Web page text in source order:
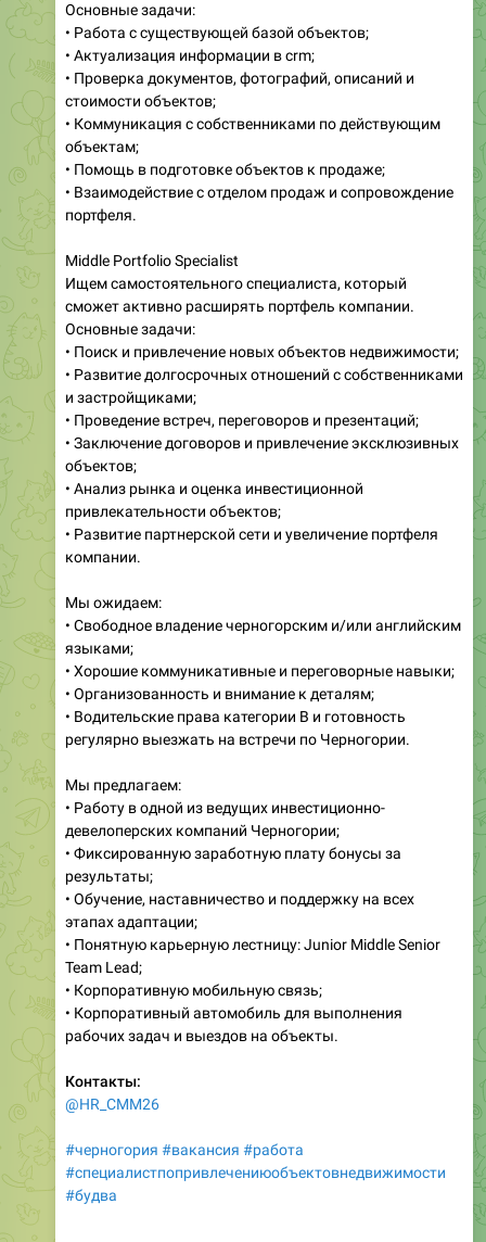
Основные задачи:
• Работа с существующей базой объектов;
• Актуализация информации в crm;
• Проверка документов, фотографий, описаний и
стоимости объектов;
• Коммуникация с собственниками по действующим
объектам;
• Помощь в подготовке объектов к продаже;
• Взаимодействие с отделом продаж и сопровождение
портфеля.
Middle Portfolio Specialist
Ищем самостоятельного специалиста, который
сможет активно расширять портфель компании.
Основные задачи:
• Поиск и привлечение новых объектов недвижимости;
• Развитие долгосрочных отношений с собственниками
и застройщиками;
• Проведение встреч, переговоров и презентаций;
• Заключение договоров и привлечение эксклюзивных
объектов;
• Анализ рынка и оценка инвестиционной
привлекательности объектов;
• Развитие партнерской сети и увеличение портфеля
компании.
Мы ожидаем:
• Свободное владение черногорским и/или английским
языками;
• Хорошие коммуникативные и переговорные навыки;
• Организованность и внимание к деталям;
• Водительские права категории B и готовность
регулярно выезжать на встречи по Черногории.
Мы предлагаем:
• Работу в одной из ведущих инвестиционно-
девелоперских компаний Черногории;
• Фиксированную заработную плату бонусы за
результаты;
• Обучение, наставничество и поддержку на всех
этапах адаптации;
• Понятную карьерную лестницу: Junior Middle Senior
Team Lead;
• Корпоративную мобильную связь;
• Корпоративный автомобиль для выполнения
рабочих задач и выездов на объекты.
Контакты:
@HR_CMM26
#черногория #вакансия #работа
#специалистпопривлечениюобъектовнедвижимости
#будва